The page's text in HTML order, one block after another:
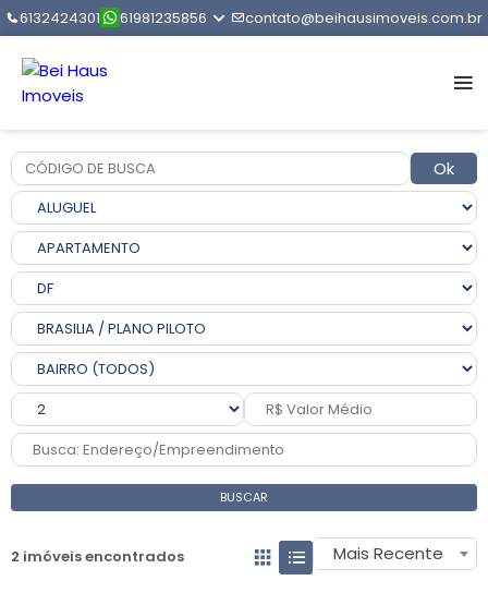
6132424301 61981235856 contato@beihausimoveis.com.br
Ok
BUSCAR
2 imóveis encontrados Mais Recente